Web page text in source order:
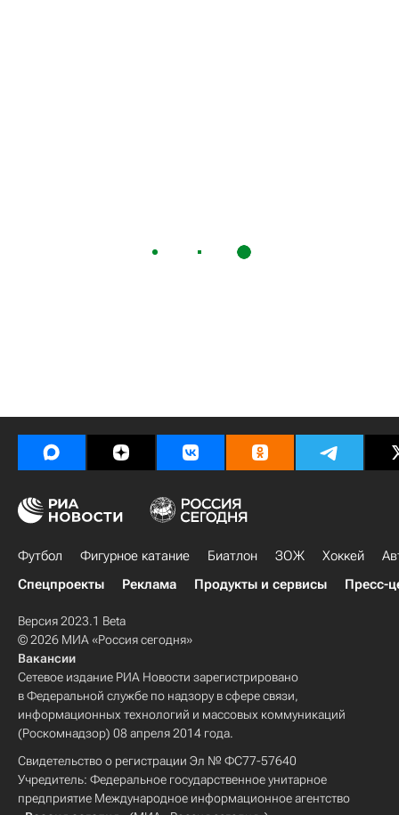
Футбол Фигурное катание Биатлон ЗОЖ Хоккей
Спецпроекты
Реклама Продукты и сервисы Пресс-
Версия 2023.1 Beta
© 2026 МИА «Россия сегодня»
Вакансии
Сетевое издание РИА Новости зарегистрировано
в Федеральной службе по надзору в сфере связи,
информационных технологий и массовых коммуникаций
(Роскомнадзор) 08 апреля 2014 года.
Свидетельство о регистрации Эл № ФС77-57640
Учредитель: Федеральное государственное унитарное
предприятие Международное информационное агентство